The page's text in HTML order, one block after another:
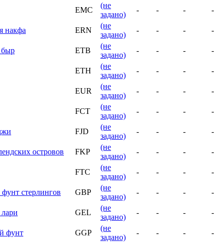
EMC
(не
задано)
- - - -
накфа ERN
(не
задано)
- - - -
ETB
(не
задано)
- - - -
ETH
(не
задано)
- - - -
EUR
(не
задано)
- - - -
FCT
(не
задано)
- - - -
FJD
(не
задано)
- - - -
островов
FKP
(не
задано)
- - - -
FTC
(не
задано)
- - - -
стерлингов GBP
(не
задано)
- - - -
GEL
(не
задано)
- - - -
фунт
GGP
(не
задано)
- - - -